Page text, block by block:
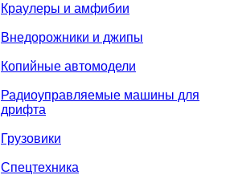
Краулеры и амфибии
Внедорожники и джипы
Копийные автомодели
Радиоуправляемые машины для
дрифта
Грузовики
Спецтехника